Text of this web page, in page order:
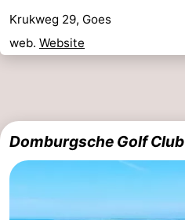
Piscines
vélo
Équitation
-
Terrains
-
Krukweg 29, Goes
web. Website
Domburgsche Golf Club